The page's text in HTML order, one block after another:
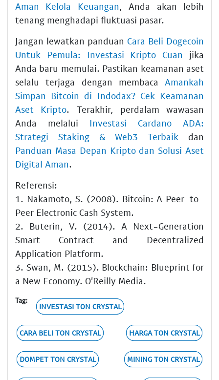
Aman Kelola Keuangan, Anda akan lebih
tenang menghadapi fluktuasi pasar.
Jangan lewatkan panduan Cara Beli Dogecoin
Untuk Pemula: Investasi Kripto Cuan jika
Anda baru memulai. Pastikan keamanan aset
selalu terjaga dengan membaca Amankah
Simpan Bitcoin di Indodax? Cek Keamanan
Aset Kripto. Terakhir, perdalam wawasan
Anda melalui Investasi Cardano ADA:
Strategi Staking & Web3 Terbaik dan
Panduan Masa Depan Kripto dan Solusi Aset
Digital Aman.
Referensi:
1. Nakamoto, S. (2008). Bitcoin: A Peer-to-
Peer Electronic Cash System.
2. Buterin, V. (2014). A Next-Generation
Smart Contract and Decentralized
Application Platform.
3. Swan, M. (2015). Blockchain: Blueprint for
a New Economy. O'Reilly Media.
Tag:
INVESTASI TON CRYSTAL
CARA BELI TON CRYSTAL HARGA TON CRYSTAL
DOMPET TON CRYSTAL MINING TON CRYSTAL